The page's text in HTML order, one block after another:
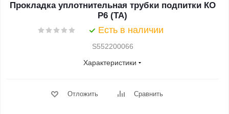
Прокладка уплотнительная трубки подпитки КО
P6 (TA)
Есть в наличии
S552200066
Характеристики
Отложить Сравнить